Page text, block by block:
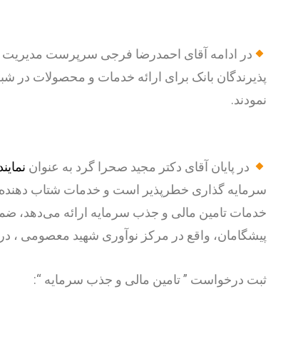
در ادامه آقای احمدرضا فرجی سرپرست
نمودند.
در پایان آقای دکتر مجید صحرا گرد به عنوان
سرمایه گذاری خطرپذیر است و خدمات شتاب دهنده
خدمات تامین مالی و جذب سرمایه ارائه می‌دهد،
پیشگامان، واقع در مرکز نوآوری شهید معصومی ،
ثبت درخواست ” تامین مالی و جذب سرمایه “: